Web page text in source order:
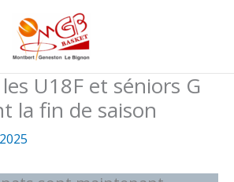
U18F et séniors G
la fin de saison